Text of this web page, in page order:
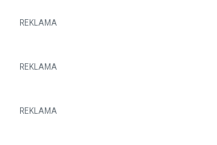
REKLAMA
REKLAMA
REKLAMA